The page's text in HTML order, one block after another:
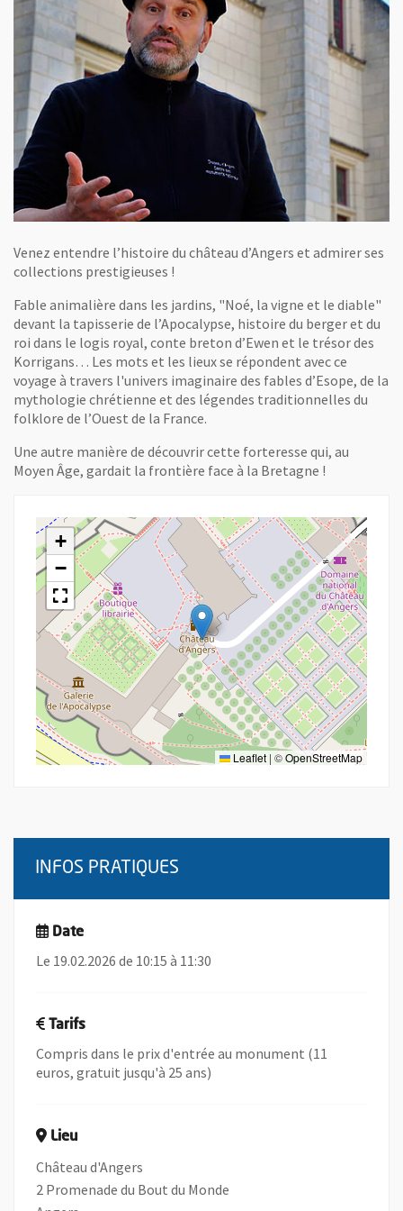
Venez entendre l’histoire du château d’Angers et admirer ses
collections prestigieuses !
Fable animalière dans les jardins, "Noé, la vigne et le diable"
devant la tapisserie de l’Apocalypse, histoire du berger et du
roi dans le logis royal, conte breton d’Ewen et le trésor des
Korrigans… Les mots et les lieux se répondent avec ce
voyage à travers l'univers imaginaire des fables d’Esope, de la
mythologie chrétienne et des légendes traditionnelles du
folklore de l’Ouest de la France.
Une autre manière de découvrir cette forteresse qui, au
Moyen Âge, gardait la frontière face à la Bretagne !
+
−
Leaflet | ©OpenStreetMap
INFOS PRATIQUES
Date
Le 19.02.2026 de 10:15 à 11:30
Tarifs
Compris dans le prix d'entrée au monument (11
euros, gratuit jusqu'à 25 ans)
Lieu
Château d'Angers
2 Promenade du Bout du Monde